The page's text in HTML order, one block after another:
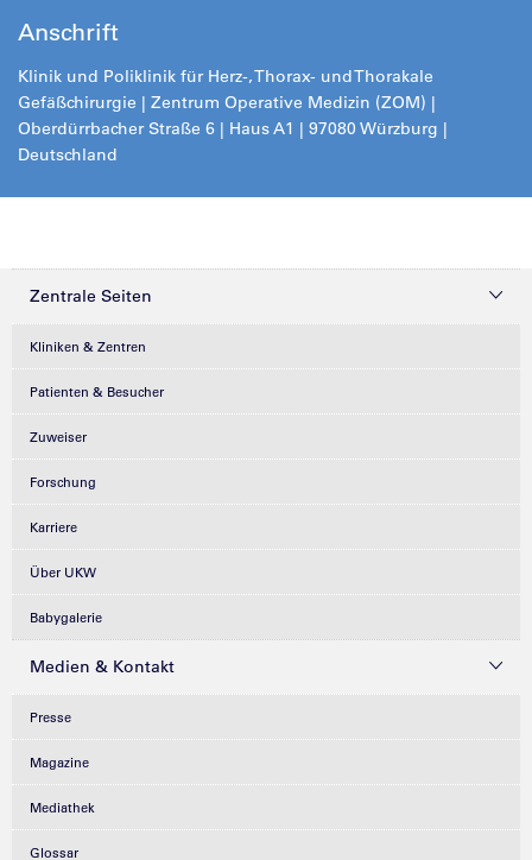
Anschrift
Klinik und Poliklinik für Herz-, Thorax- und Thorakale
Gefäßchirurgie | Zentrum Operative Medizin (ZOM) |
Oberdürrbacher Straße 6 | Haus A1 | 97080 Würzburg |
Deutschland
Zentrale Seiten
Kliniken & Zentren
Patienten & Besucher
Zuweiser
Forschung
Karriere
Über UKW
Babygalerie
Medien & Kontakt
Presse
Magazine
Mediathek
Glossar